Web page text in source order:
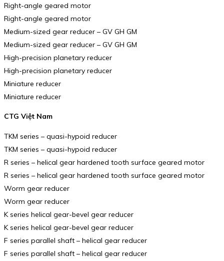
Right-angle geared motor
Right-angle geared motor
Medium-sized gear reducer – GV GH GM
Medium-sized gear reducer – GV GH GM
High-precision planetary reducer
High-precision planetary reducer
Miniature reducer
Miniature reducer
CTG Việt Nam
TKM series – quasi-hypoid reducer
TKM series – quasi-hypoid reducer
R series – helical gear hardened tooth surface geared motor
R series – helical gear hardened tooth surface geared motor
Worm gear reducer
Worm gear reducer
K series helical gear-bevel gear reducer
K series helical gear-bevel gear reducer
F series parallel shaft – helical gear reducer
F series parallel shaft – helical gear reducer